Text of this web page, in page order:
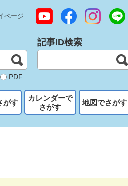
ページ
PDF
記事ID検索
がす
カレンダーで
さがす
地図でさがす